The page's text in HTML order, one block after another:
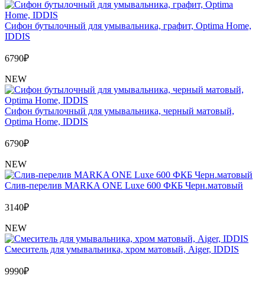
Сифон бутылочный для умывальника, графит, Optima Home,
IDDIS
6790₽
NEW
Сифон бутылочный для умывальника, черный матовый,
Optima Home, IDDIS
6790₽
NEW
Слив-перелив MARKA ONE Luxe 600 ФКБ Черн.матовый
3140₽
NEW
Cмеситель для умывальника, хром матовый, Aiger, IDDIS
9990₽